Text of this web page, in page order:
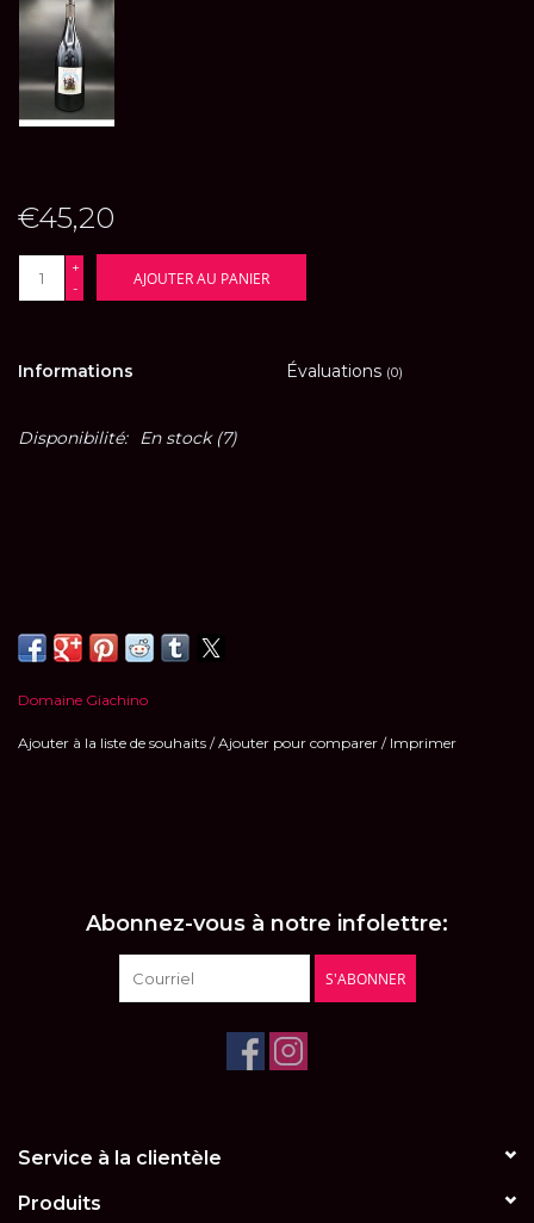
€45,20
+
-
AJOUTER AU PANIER
Informations Évaluations (0)
Disponibilité: En stock(7)
Domaine Giachino
Ajouter à la liste de souhaits /Ajouter pour comparer / Imprimer
Abonnez-vous à notre infolettre:
S'ABONNER
Service à la clientèle
Produits